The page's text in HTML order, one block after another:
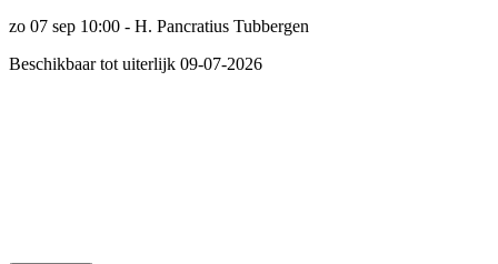
zo 07 sep 10:00 - H. Pancratius Tubbergen
Beschikbaar tot uiterlijk 09-07-2026